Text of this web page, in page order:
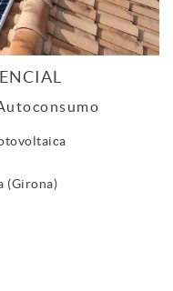
(Girona)